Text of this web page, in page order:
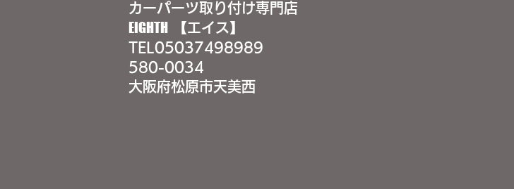
カーパーツ取り付け専門店
EIGHTH 【エイス】
TEL 05037498989
580-0034
大阪府松原市天美西